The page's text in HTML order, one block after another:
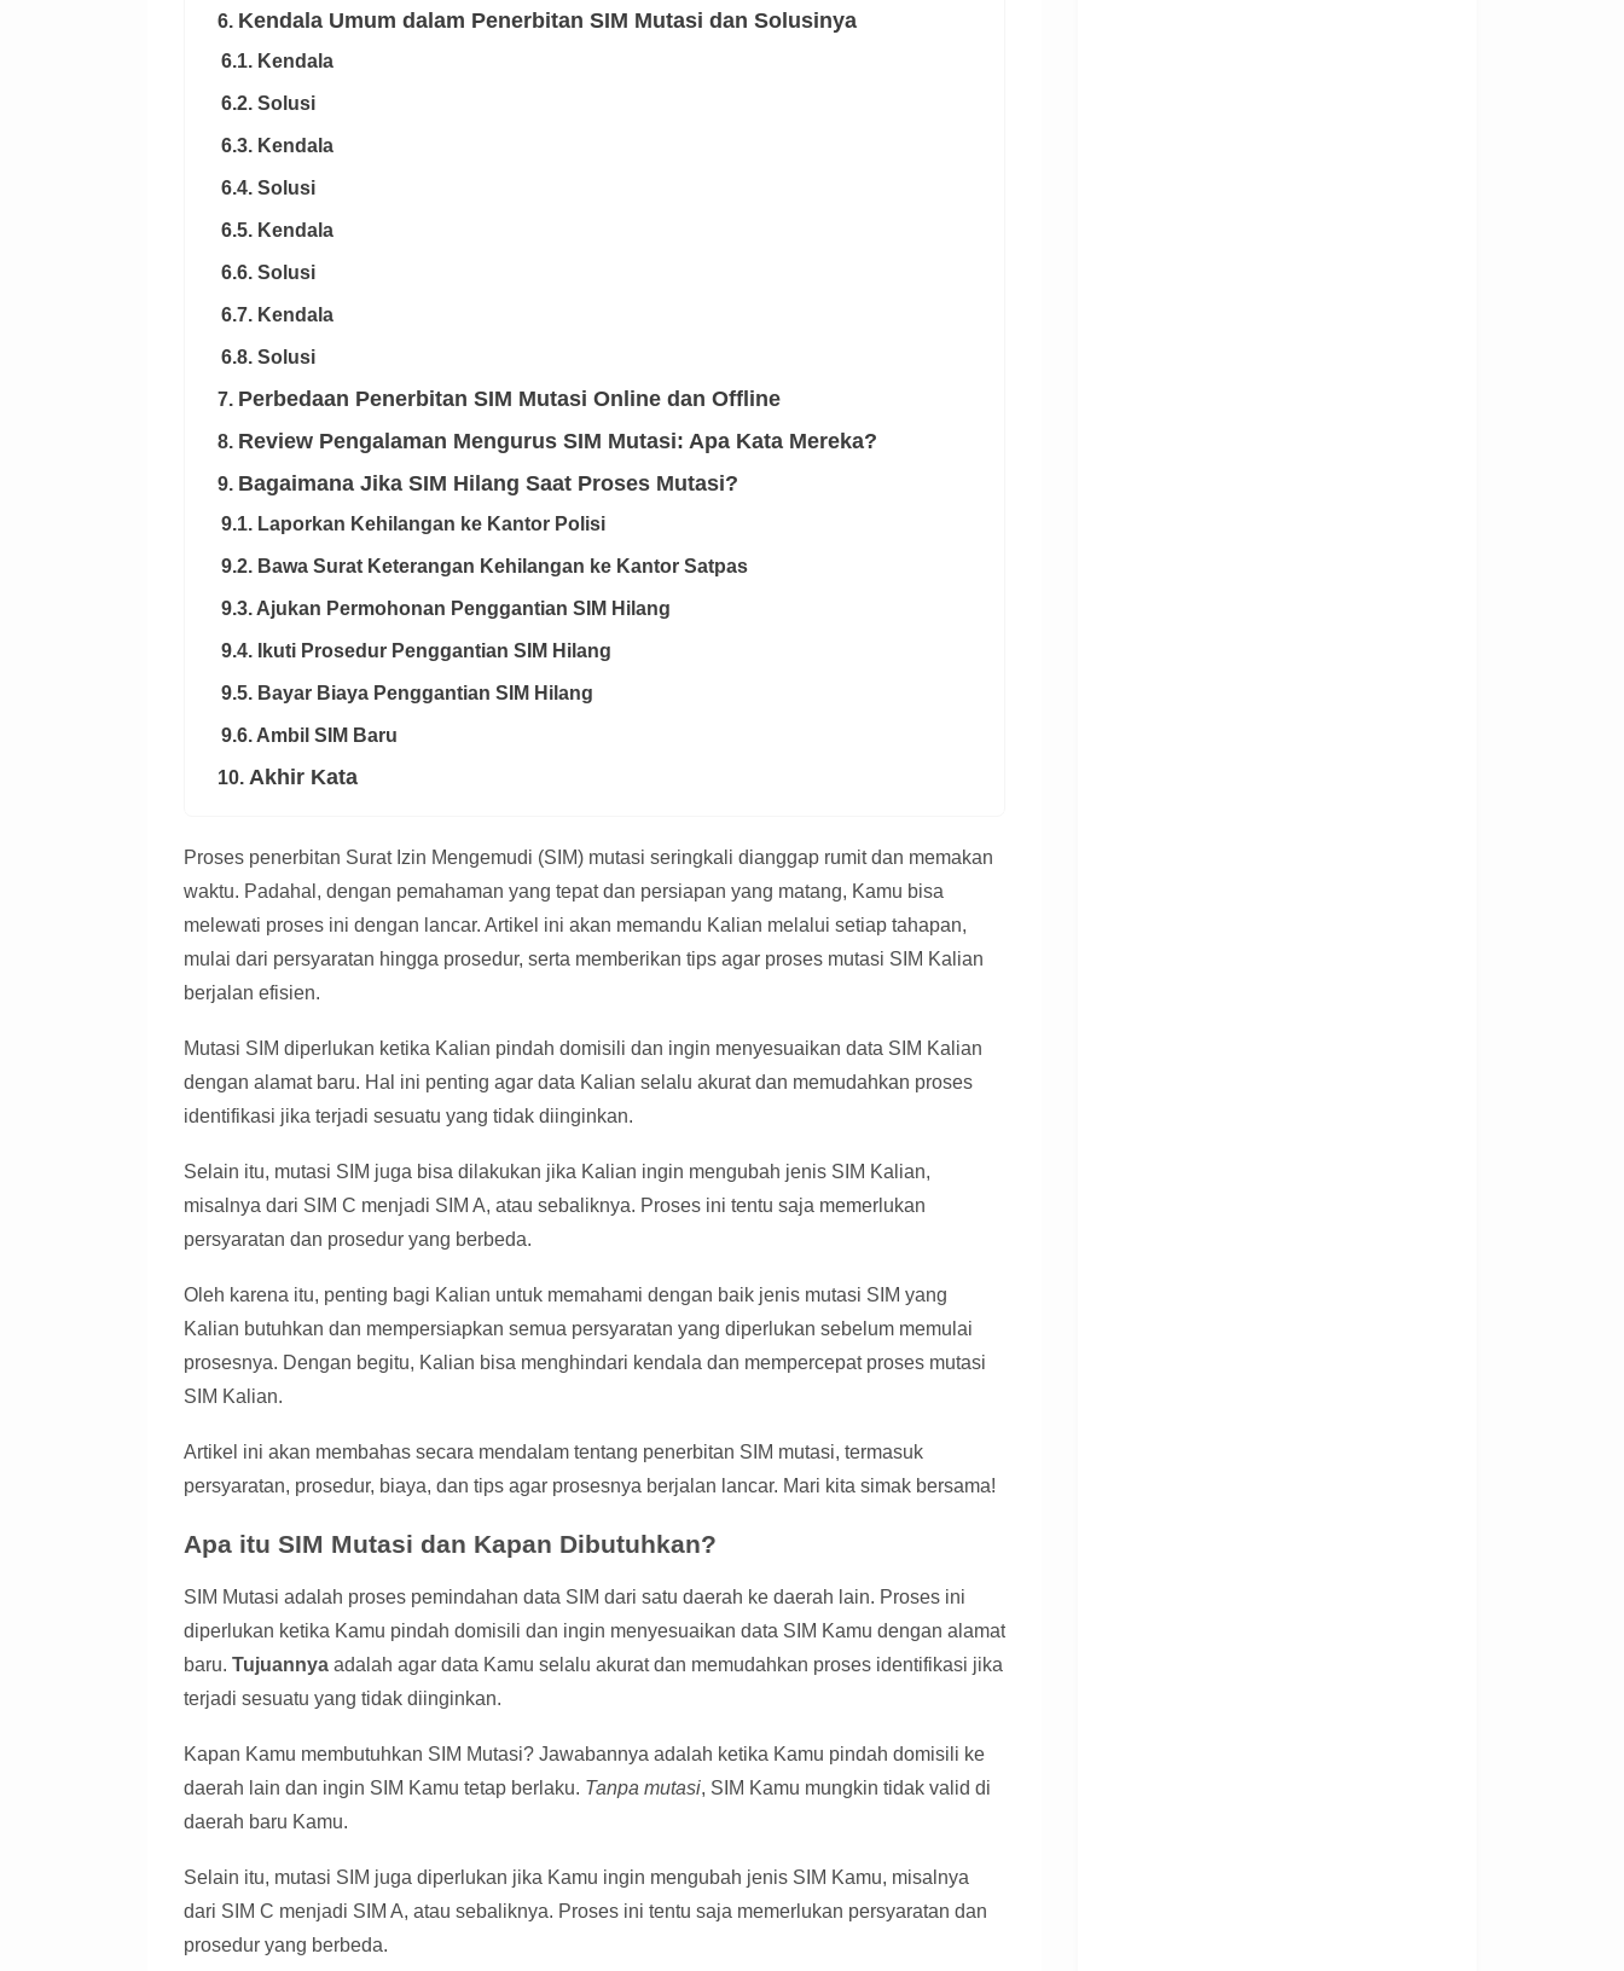
6. Kendala Umum dalam Penerbitan SIM Mutasi dan Solusinya
6.1. Kendala
6.2. Solusi
6.3. Kendala
6.4. Solusi
6.5. Kendala
6.6. Solusi
6.7. Kendala
6.8. Solusi
7. Perbedaan Penerbitan SIM Mutasi Online dan Offline
8. Review Pengalaman Mengurus SIM Mutasi: Apa Kata Mereka?
9. Bagaimana Jika SIM Hilang Saat Proses Mutasi?
9.1. Laporkan Kehilangan ke Kantor Polisi
9.2. Bawa Surat Keterangan Kehilangan ke Kantor Satpas
9.3. Ajukan Permohonan Penggantian SIM Hilang
9.4. Ikuti Prosedur Penggantian SIM Hilang
9.5. Bayar Biaya Penggantian SIM Hilang
9.6. Ambil SIM Baru
10. Akhir Kata
Proses penerbitan Surat Izin Mengemudi (SIM) mutasi seringkali dianggap rumit dan memakan
waktu. Padahal, dengan pemahaman yang tepat dan persiapan yang matang, Kamu bisa
melewati proses ini dengan lancar. Artikel ini akan memandu Kalian melalui setiap tahapan,
mulai dari persyaratan hingga prosedur, serta memberikan tips agar proses mutasi SIM Kalian
berjalan efisien.
Mutasi SIM diperlukan ketika Kalian pindah domisili dan ingin menyesuaikan data SIM Kalian
dengan alamat baru. Hal ini penting agar data Kalian selalu akurat dan memudahkan proses
identifikasi jika terjadi sesuatu yang tidak diinginkan.
Selain itu, mutasi SIM juga bisa dilakukan jika Kalian ingin mengubah jenis SIM Kalian,
misalnya dari SIM C menjadi SIM A, atau sebaliknya. Proses ini tentu saja memerlukan
persyaratan dan prosedur yang berbeda.
Oleh karena itu, penting bagi Kalian untuk memahami dengan baik jenis mutasi SIM yang
Kalian butuhkan dan mempersiapkan semua persyaratan yang diperlukan sebelum memulai
prosesnya. Dengan begitu, Kalian bisa menghindari kendala dan mempercepat proses mutasi
SIM Kalian.
Artikel ini akan membahas secara mendalam tentang penerbitan SIM mutasi, termasuk
persyaratan, prosedur, biaya, dan tips agar prosesnya berjalan lancar. Mari kita simak bersama!
Apa itu SIM Mutasi dan Kapan Dibutuhkan?
SIM Mutasi adalah proses pemindahan data SIM dari satu daerah ke daerah lain. Proses ini
diperlukan ketika Kamu pindah domisili dan ingin menyesuaikan data SIM Kamu dengan alamat
baru. Tujuannya adalah agar data Kamu selalu akurat dan memudahkan proses identifikasi jika
terjadi sesuatu yang tidak diinginkan.
Kapan Kamu membutuhkan SIM Mutasi? Jawabannya adalah ketika Kamu pindah domisili ke
daerah lain dan ingin SIM Kamu tetap berlaku. Tanpa mutasi, SIM Kamu mungkin tidak valid di
daerah baru Kamu.
Selain itu, mutasi SIM juga diperlukan jika Kamu ingin mengubah jenis SIM Kamu, misalnya
dari SIM C menjadi SIM A, atau sebaliknya. Proses ini tentu saja memerlukan persyaratan dan
prosedur yang berbeda.